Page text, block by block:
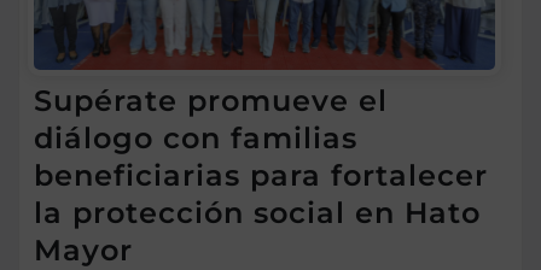
Supérate promueve el
diálogo con familias
beneficiarias para fortalecer
la protección social en Hato
Mayor